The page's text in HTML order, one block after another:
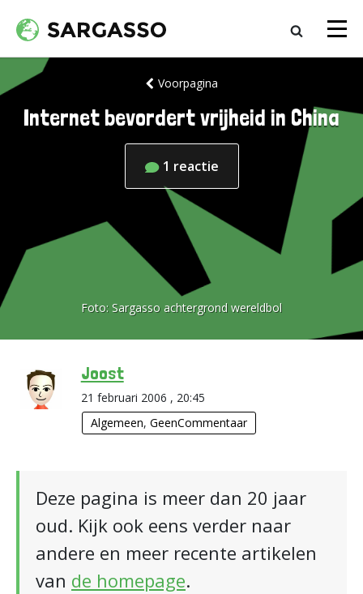
Voorpagina
Internet bevordert vrijheid in China
1 reactie
Foto: Sargasso achtergrond wereldbol
Joost
21 februari 2006 , 20:45
Algemeen, GeenCommentaar
Deze pagina is meer dan 20 jaar
oud. Kijk ook eens verder naar
andere en meer recente artikelen
van de homepage.